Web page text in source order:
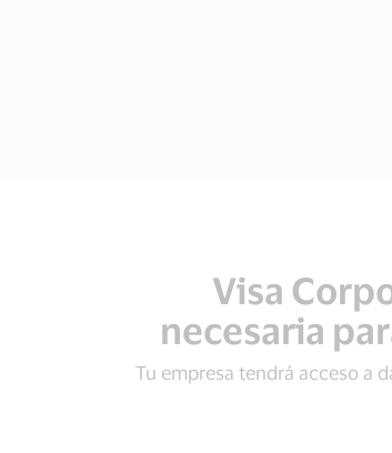
Visa
necesaria
Tu empresa tendrá acceso a